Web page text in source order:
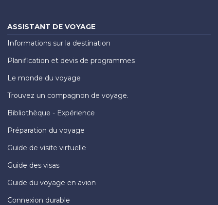
ASSISTANT DE VOYAGE
Informations sur la destination
Planification et devis de programmes
Le monde du voyage
Trouvez un compagnon de voyage.
Bibliothèque - Expérience
Préparation du voyage
Guide de visite virtuelle
Guide des visas
Guide du voyage en avion
Connexion durable